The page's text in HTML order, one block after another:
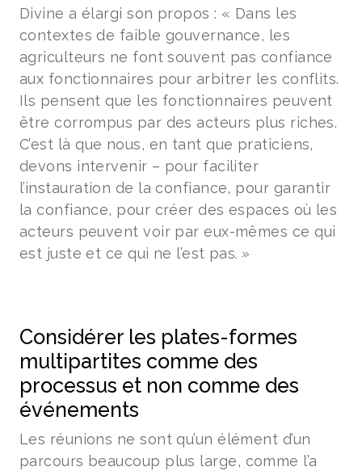
Divine a élargi son propos : « Dans les
contextes de faible gouvernance, les
agriculteurs ne font souvent pas confiance
aux fonctionnaires pour arbitrer les conflits.
Ils pensent que les fonctionnaires peuvent
être corrompus par des acteurs plus riches.
C’est là que nous, en tant que praticiens,
devons intervenir – pour faciliter
l’instauration de la confiance, pour garantir
la confiance, pour créer des espaces où les
acteurs peuvent voir par eux-mêmes ce qui
est juste et ce qui ne l’est pas. »
Considérer les plates-formes
multipartites comme des
processus et non comme des
événements
Les réunions ne sont qu’un élément d’un
parcours beaucoup plus large, comme l’a